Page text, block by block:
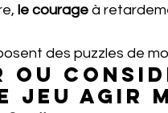
le courage à
des puzzles de
ou
jeu agir